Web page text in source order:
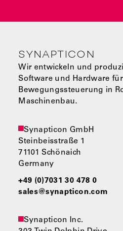
SYNAPTICON
Wir entwickeln und
Software und Hardware
Bewegungssteuerung in
Maschinenbau.
Synapticon GmbH
Steinbeisstraße 1
71101 Schönaich
Germany
+49 (0)7031 30 478 0
sales@synapticon.com
Synapticon Inc.